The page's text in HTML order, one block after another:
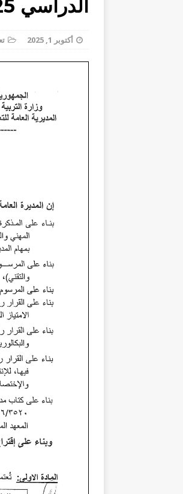
[
[
الدراسي 2025-2026
أكتوبر 1, 2025